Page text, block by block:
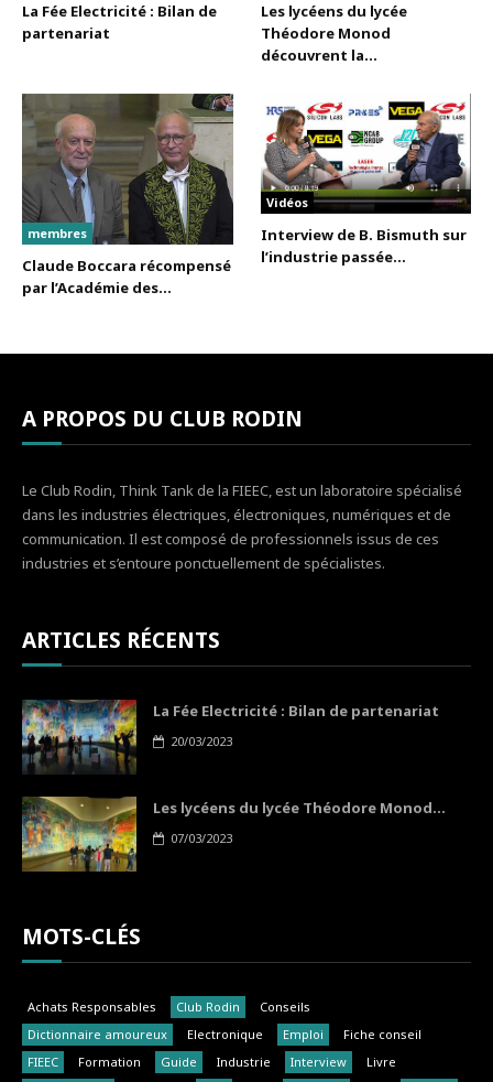
La Fée Electricité : Bilan de
partenariat
Les lycéens du lycée
Théodore Monod
découvrent la...
membres
Claude Boccara récompensé
par l’Académie des...
Vidéos
Interview de B. Bismuth sur
l’industrie passée...
A PROPOS DU CLUB RODIN
Le Club Rodin, Think Tank de la FIEEC, est un laboratoire spécialisé
dans les industries électriques, électroniques, numériques et de
communication. Il est composé de professionnels issus de ces
industries et s’entoure ponctuellement de spécialistes.
ARTICLES RÉCENTS
La Fée Electricité : Bilan de partenariat
20/03/2023
Les lycéens du lycée Théodore Monod...
07/03/2023
MOTS-CLÉS
Achats Responsables Club Rodin
Conseils
Dictionnaire amoureux
Electronique Emploi
Fiche conseil
FIEEC
Formation Guide Industrie Interview
Livre